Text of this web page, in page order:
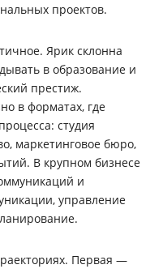
проектов.
Ярик склонна
в образование и
престиж.
в форматах, где
студия
маркетинговое бюро,
В крупном бизнесе
и
управление
Первая —